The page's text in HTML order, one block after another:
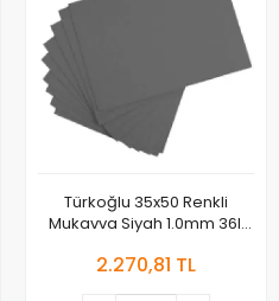
Türkoğlu 35x50 Renkli
Mukavva Siyah 1.0mm 36lı
2.270,81 TL